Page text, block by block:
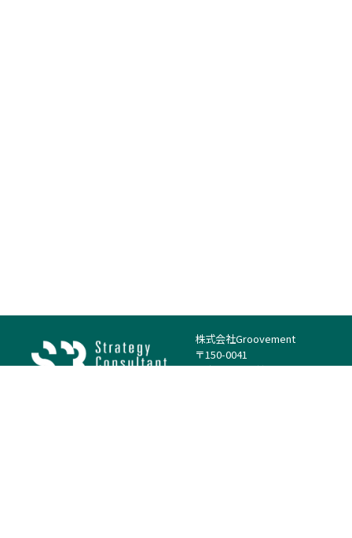
株式会社Groovement
〒150-0041
東京都渋谷区神南1丁目23−14